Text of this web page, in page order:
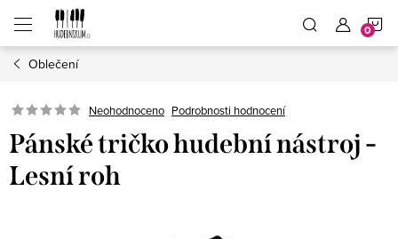
obsah
Oblečení
Neohodnoceno Podrobnosti hodnocení
Pánské tričko hudební nástroj -
Lesní roh